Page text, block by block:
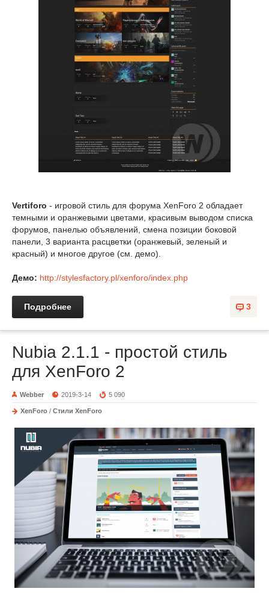
Vertiforo - игровой стиль для форума XenForo 2 обладает
темными и оранжевыми цветами, красивым выводом списка
форумов, панелью объявлений, смена позиции боковой
панели, 3 варианта расцветки (оранжевый, зеленый и
красный) и многое другое (см. демо).
Демо: http://stylesfactory.pl/xenforo/index.php
3
Подробнее
Nubia 2.1.1 - простой стиль
для XenForo 2
Webber 2019-3-14 5 090
XenForo / Стили XenForo